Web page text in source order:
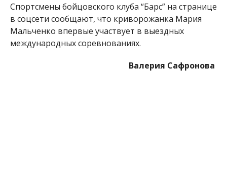
Спортсмены бойцовского клуба “Барс” на странице
в соцсети сообщают, что криворожанка Мария
Мальченко впервые участвует в выездных
международных соревнованиях.
Валерия Сафронова